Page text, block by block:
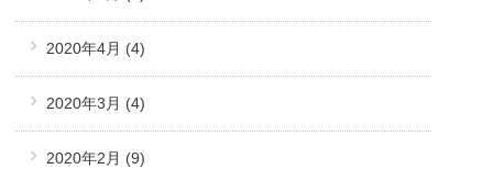
2020年4月 (4)
2020年3月 (4)
2020年2月 (9)